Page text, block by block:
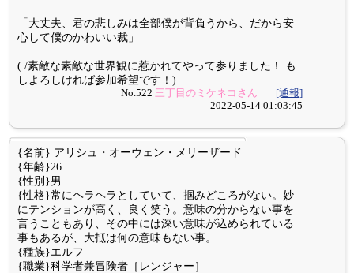
「大丈夫、君の悲しみは全部僕が背負うから、だから安
心して僕のかわいい裁」
( /素敵な素敵な世界観に惹かれてやって参りました！ も
しよろしければ参加希望です！)
No.522 三丁目のミケネコさん
[通報]
2022-05-14 01:03:45
{名前} アリシュ・オーウェン・メリーザード
{年齢}26
{性別}男
{性格}常にヘラヘラとしていて、掴みどころがない。妙
にテンションが高く、良く笑う。意味の分からない事を
言うこともあり、その中には深い意味が込められている
事もあるが、大抵は何の意味もない事。
{種族}エルフ
{職業}科学者兼冒険者［レンジャー］